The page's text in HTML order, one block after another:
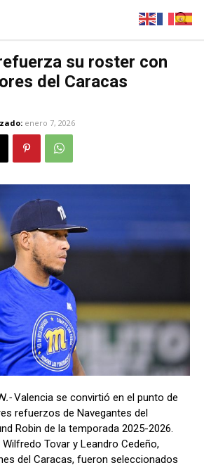
su roster con
del Caracas
enero 7, 2026
Valencia se convirtió en el punto de
refuerzos de Navegantes del
Robin de la temporada 2025-2026.
Tovar y Leandro Cedeño,
del Caracas, fueron seleccionados